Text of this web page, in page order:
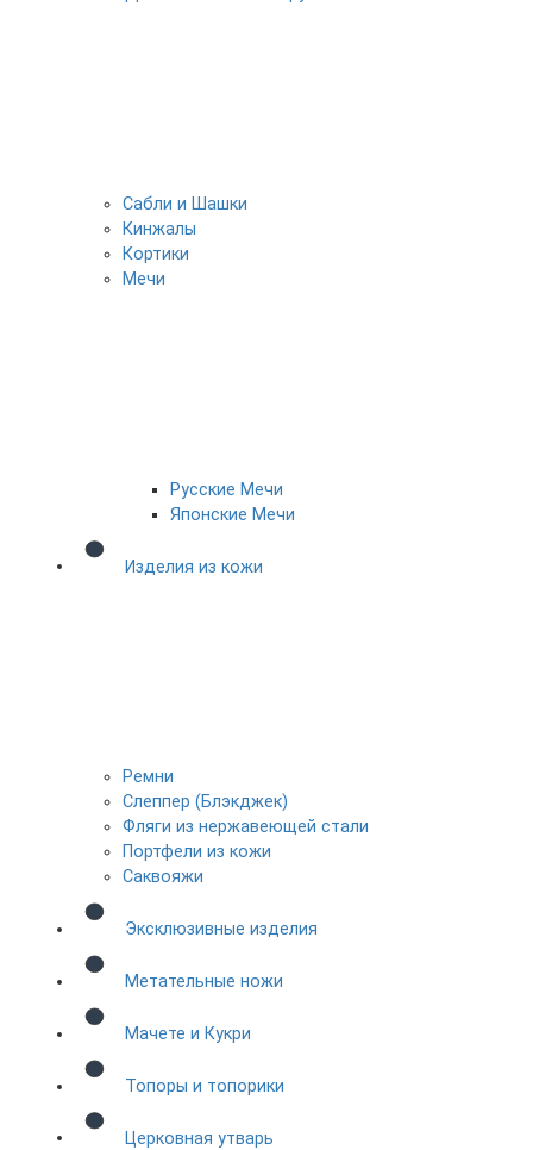
Сабли и Шашки
Кинжалы
Кортики
Мечи
Русские Мечи
Японские Мечи
Изделия из кожи
Ремни
Слеппер (Блэкджек)
Фляги из нержавеющей стали
Портфели из кожи
Саквояжи
Эксклюзивные изделия
Метательные ножи
Мачете и Кукри
Топоры и топорики
Церковная утварь